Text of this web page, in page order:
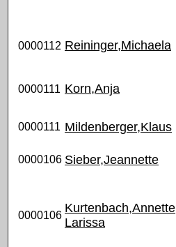
0000112 Reininger,Michaela
0000111 Korn,Anja
0000111 Mildenberger,Klaus
0000106 Sieber,Jeannette
0000106
Kurtenbach,Annette
Larissa